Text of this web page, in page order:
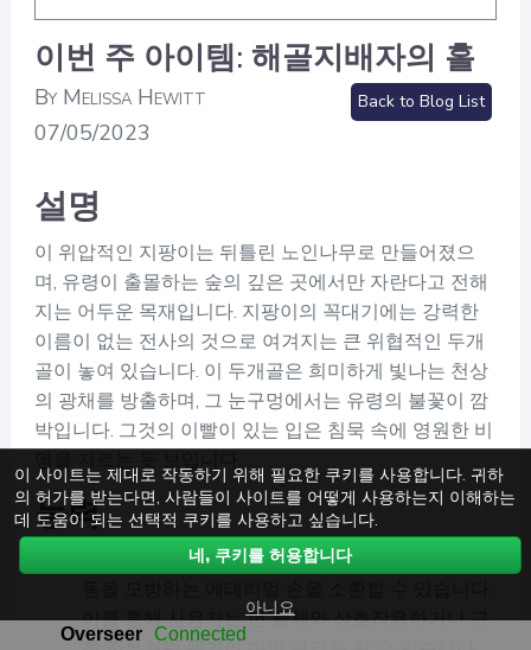
이번 주 아이템: 해골지배자의 홀
By Melissa Hewitt
07/05/2023
Back to Blog List
설명
이 위압적인 지팡이는 뒤틀린 노인나무로 만들어졌으
며, 유령이 출몰하는 숲의 깊은 곳에서만 자란다고 전해
지는 어두운 목재입니다. 지팡이의 꼭대기에는 강력한
이름이 없는 전사의 것으로 여겨지는 큰 위협적인 두개
골이 놓여 있습니다. 이 두개골은 희미하게 빛나는 천상
의 광채를 방출하며, 그 눈구멍에서는 유령의 불꽃이 깜
박입니다. 그것의 이빨이 있는 입은 침묵 속에 영원한 비
능력
스펙트럴 그랩: 지팡이는 원거리에서 사용자의 행
이를 통해 사용자는 먼 물체와 상호작용하거나 근
이 사이트는 제대로 작동하기 위해 필요한 쿠키를 사용합니다. 귀하
의 허가를 받는다면, 사람들이 사이트를 어떻게 사용하는지 이해하는
데 도움이 되는 선택적 쿠키를 사용하고 싶습니다.
네, 쿠키를 허용합니다
아니요